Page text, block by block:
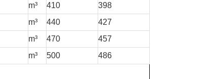
m³ 410
398
m³ 440
427
m³ 470
457
m³ 500
486